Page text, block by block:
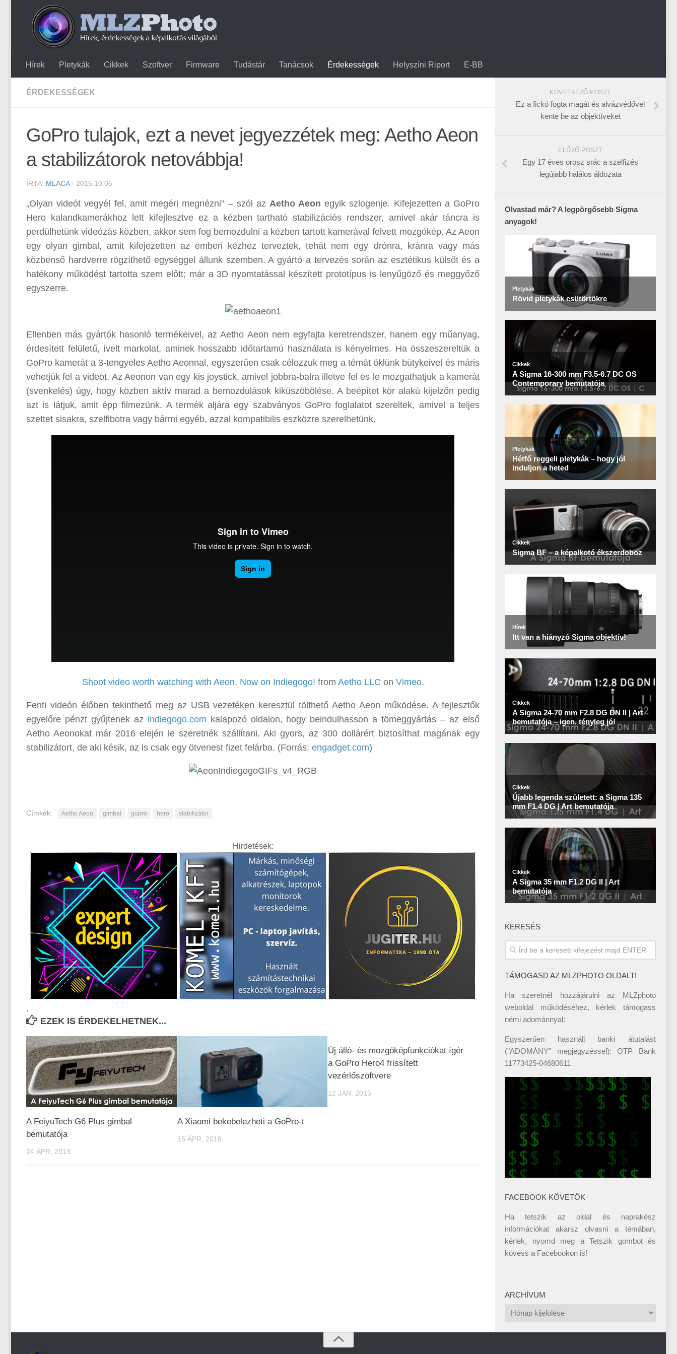
Hírek Pletykák Cikkek Szoftver Firmware Tudástár Tanácsok Érdekességek Helyszíni Riport E-BB
ÉRDEKESSÉGEK
GoPro tulajok, ezt a nevet jegyezzétek meg: Aetho Aeon
a stabilizátorok netovábbja!
ÍRTA: MLACA· 2015.10.05
„Olyan videót vegyél fel, amit megéri megnézni” – szól az Aetho Aeon egyik szlogenje. Kifejezetten a GoPro
Hero kalandkamerákhoz lett kifejlesztve ez a kézben tartható stabilizációs rendszer, amivel akár táncra is
perdülhetünk videózás közben, akkor sem fog bemozdulni a kézben tartott kamerával felvett mozgókép. Az Aeon
egy olyan gimbal, amit kifejezetten az emberi kézhez terveztek, tehát nem egy drónra, kránra vagy más
közbenső hardverre rögzíthető egységgel állunk szemben. A gyártó a tervezés során az esztétikus külsőt és a
hatékony működést tartotta szem előtt; már a 3D nyomtatással készített prototípus is lenyűgöző és meggyőző
egyszerre.
Ellenben más gyártók hasonló termékeivel, az Aetho Aeon nem egyfajta keretrendszer, hanem egy műanyag,
érdesített felületű, ívelt markolat, aminek hosszabb időtartamú használata is kényelmes. Ha összeszereltük a
GoPro kamerát a 3-tengyeles Aetho Aeonnal, egyszerűen csak célozzuk meg a témát öklünk bütykeivel és máris
vehetjük fel a videót. Az Aeonon van egy kis joystick, amivel jobbra-balra illetve fel és le mozgathatjuk a kamerát
(svenkelés) úgy, hogy közben aktív marad a bemozdulások kiküszöbölése. A beépítet kör alakú kijelzőn pedig
azt is látjuk, amit épp filmezünk. A termék aljára egy szabványos GoPro foglalatot szereltek, amivel a teljes
szettet sisakra, szelfibotra vagy bármi egyéb, azzal kompatibilis eszközre szerelhetünk.
Shoot video worth watching with Aeon. Now on Indiegogo! from Aetho LLC on Vimeo.
Fenti videón élőben tekinthető meg az USB vezetéken keresztül tölthető Aetho Aeon működése. A fejlesztők
egyelőre pénzt gyűjtenek az indiegogo.com kalapozó oldalon, hogy beindulhasson a tömeggyártás – az első
Aetho Aeonokat már 2016 elején le szeretnék szállítani. Aki gyors, az 300 dollárért biztosíthat magának egy
stabilizátort, de aki késik, az is csak egy ötvenest fizet felárba. (Forrás: engadget.com)
Címkék: Aetho Aeon gimbal gopro hero stabilizátor
Hirdetések:
.
EZEK IS ÉRDEKELHETNEK...
A FeiyuTech G6 Plus gimbal
bemutatója
24 ÁPR, 2019
A Xiaomi bekebelezheti a GoPro-t
15 ÁPR, 2018
Új álló- és mozgóképfunkciókat ígér
a GoPro Hero4 frissített
vezérlőszoftvere
12 JAN, 2015
KÖVETKEZŐ POSZT
Ez a fickó fogta magát és alvázvédővel
kente be az objektíveket
ELŐZŐ POSZT
Egy 17 éves orosz srác a szelfizés
legújabb halálos áldozata
Olvastad már? A legpörgősebb Sigma
anyagok!
KERESÉS
TÁMOGASD AZ MLZPHOTO OLDALT!
Ha szeretnél hozzájárulni az MLZphoto
weboldal működéséhez, kérlek támogass
némi adománnyal:
Egyszerűen használj banki átutalást
("ADOMÁNY" megjegyzéssel): OTP Bank
11773425-04680611
FACEBOOK KÖVETŐK
Ha tetszik az oldal és naprakész
információkat akarsz olvasni a témában,
kérlek, nyomd meg a Tetszik gombot és
kövess a Facebookon is!
ARCHÍVUM
Archívum